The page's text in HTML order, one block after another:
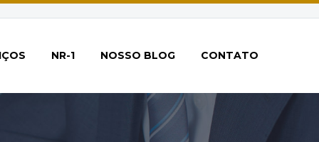
NR-1 NOSSO BLOG CONTATO